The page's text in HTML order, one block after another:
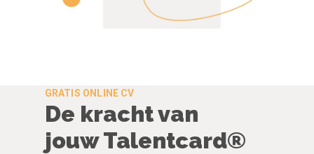
GRATIS ONLINE CV
De kracht van
jouw Talentcard®